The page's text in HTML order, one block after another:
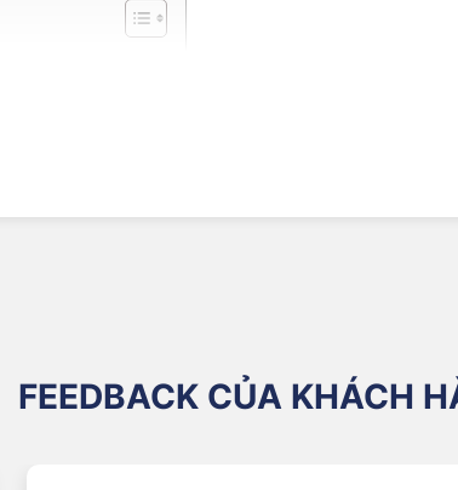
FEEDBACK CỦA KHÁCH